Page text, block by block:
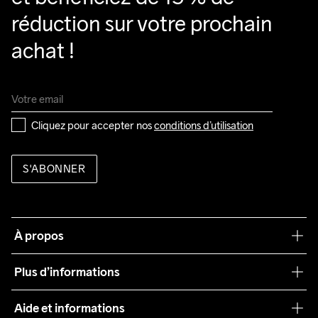
réduction sur votre prochain
achat !
Cliquez pour accepter nos conditions d’utilisation
S'ABONNER
À propos
Plus d’informations
Aide et informations